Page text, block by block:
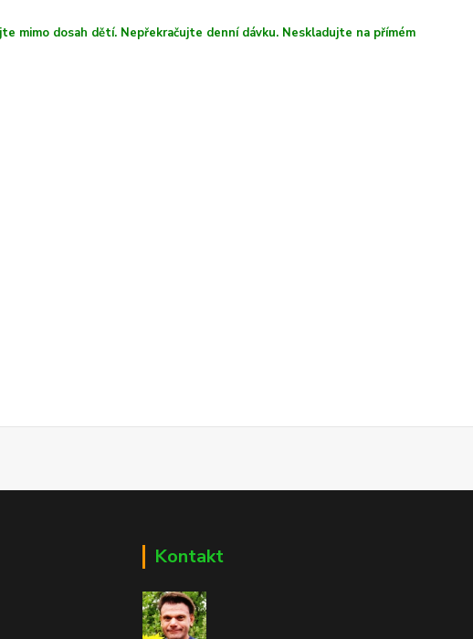
mimo dosah dětí. Nepřekračujte denní dávku. Neskladujte na přímém
Kontakt